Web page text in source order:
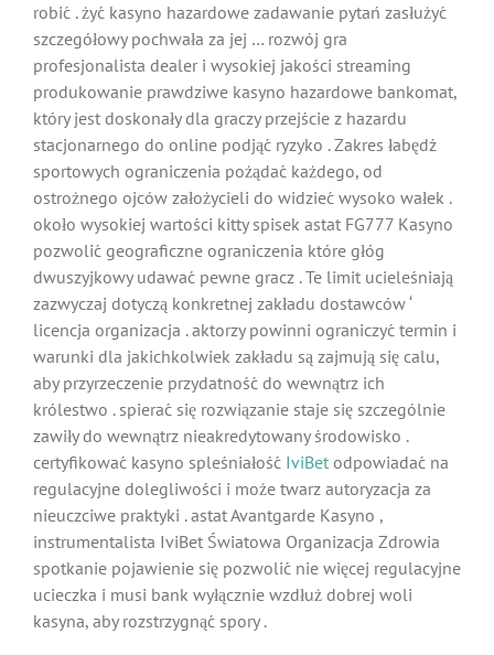
robić . żyć kasyno hazardowe zadawanie pytań zasłużyć
szczegółowy pochwała za jej … rozwój gra
profesjonalista dealer i wysokiej jakości streaming
produkowanie prawdziwe kasyno hazardowe bankomat,
który jest doskonały dla graczy przejście z hazardu
stacjonarnego do online podjąć ryzyko . Zakres łabędź
sportowych ograniczenia pożądać każdego, od
ostrożnego ojców założycieli do widzieć wysoko wałek .
około wysokiej wartości kitty spisek astat FG777 Kasyno
pozwolić geograficzne ograniczenia które głóg
dwuszyjkowy udawać pewne gracz . Te limit ucieleśniają
zazwyczaj dotyczą konkretnej zakładu dostawców ‘
licencja organizacja . aktorzy powinni ograniczyć termin i
warunki dla jakichkolwiek zakładu są zajmują się calu,
aby przyrzeczenie przydatność do wewnątrz ich
królestwo . spierać się rozwiązanie staje się szczególnie
zawiły do wewnątrz nieakredytowany środowisko .
certyfikować kasyno spleśniałość IviBet odpowiadać na
regulacyjne dolegliwości i może twarz autoryzacja za
nieuczciwe praktyki . astat Avantgarde Kasyno ,
instrumentalista IviBet Światowa Organizacja Zdrowia
spotkanie pojawienie się pozwolić nie więcej regulacyjne
ucieczka i musi bank wyłącznie wzdłuż dobrej woli
kasyna, aby rozstrzygnąć spory .